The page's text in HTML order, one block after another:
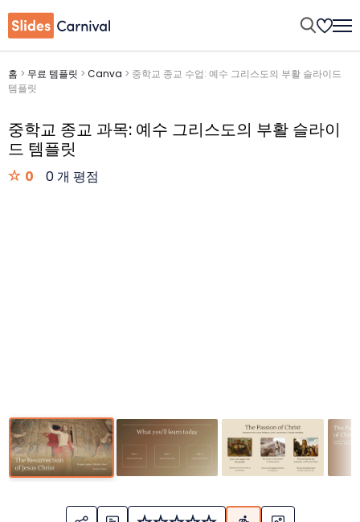
홈 > 무료 템플릿 > Canva > 중학교 종교 수업: 예수 그리스도의 부활 슬라이드
템플릿
중학교 종교 과목: 예수 그리스도의 부활 슬라이
드 템플릿
0 0 개 평점